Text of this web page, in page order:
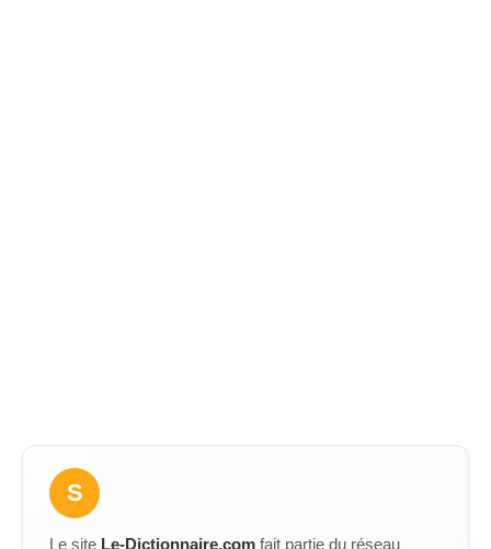
S
Le site Le-Dictionnaire.com fait partie du réseau